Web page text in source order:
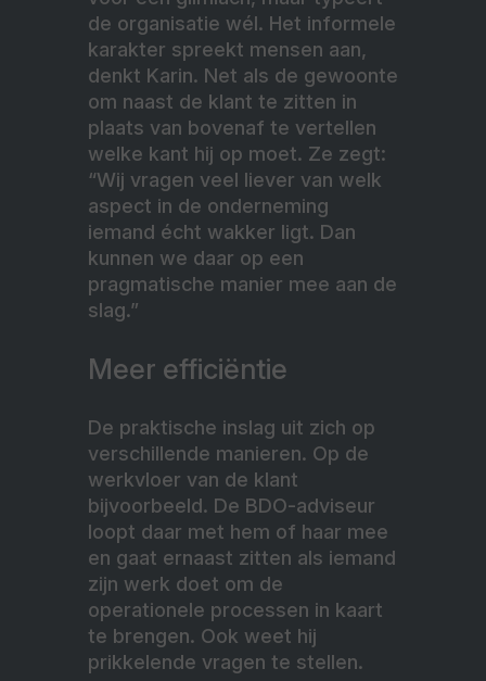
de organisatie wél. Het informele
karakter spreekt mensen aan,
denkt Karin. Net als de gewoonte
om naast de klant te zitten in
plaats van bovenaf te vertellen
welke kant hij op moet. Ze zegt:
“Wij vragen veel liever van welk
aspect in de onderneming
iemand écht wakker ligt. Dan
kunnen we daar op een
pragmatische manier mee aan de
slag.”
Meer efficiëntie
De praktische inslag uit zich op
verschillende manieren. Op de
werkvloer van de klant
bijvoorbeeld. De BDO-adviseur
loopt daar met hem of haar mee
en gaat ernaast zitten als iemand
zijn werk doet om de
operationele processen in kaart
te brengen. Ook weet hij
prikkelende vragen te stellen.